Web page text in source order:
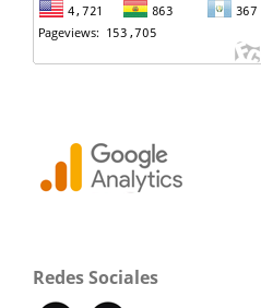
Redes Sociales